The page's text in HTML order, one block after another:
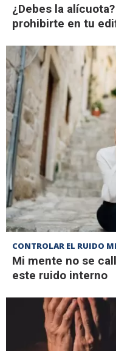
¿Debes la
prohibirte en tu
CONTROLAR EL RUIDO
Mi mente no se
este ruido interno